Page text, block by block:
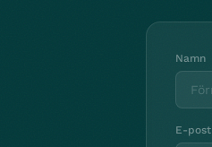
Namn
E-post